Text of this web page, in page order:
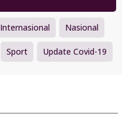
Internasional Nasional
Sport Update Covid-19